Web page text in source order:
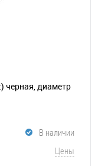
черная, диаметр
В наличии
Цены